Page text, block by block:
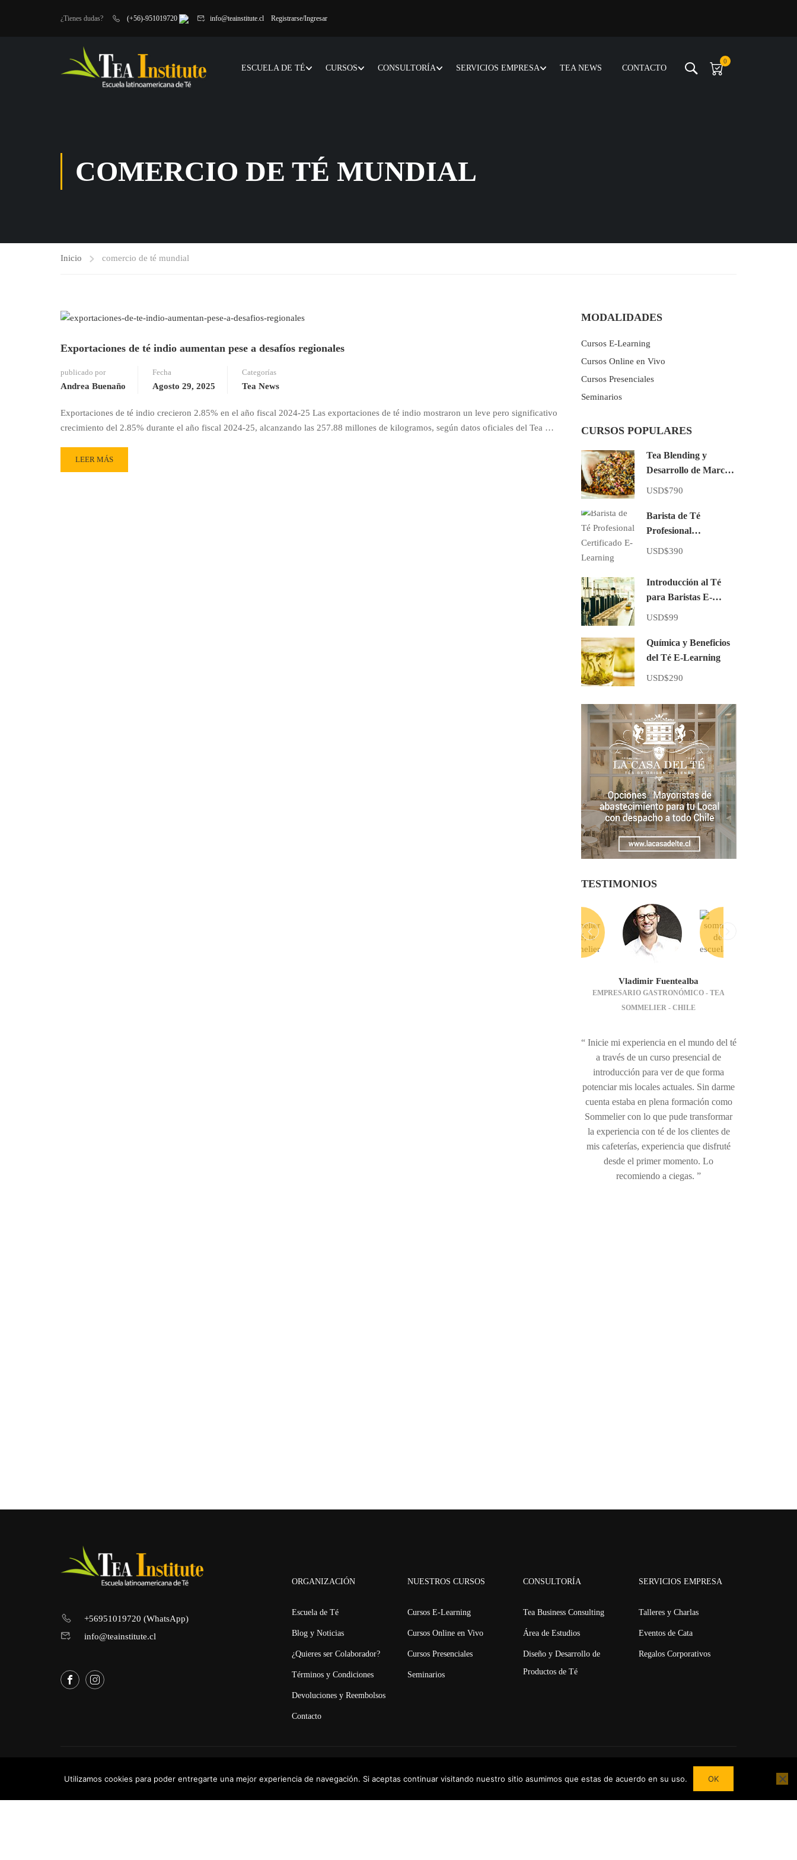
¿Tienes dudas? (+56)-951019720 info@teainstitute.cl Registrarse/Ingresar
ESCUELA DE TÉ CURSOS CONSULTORÍA SERVICIOS EMPRESA TEA NEWS CONTACTO
0
COMERCIO DE TÉ MUNDIAL
Inicio comercio de té mundial
Exportaciones de té indio aumentan pese a desafíos regionales
publicado por
Andrea Buenaño
Fecha
Agosto 29, 2025
Categorías
Tea News
Exportaciones de té indio crecieron 2.85% en el año fiscal 2024-25 Las exportaciones de té indio mostraron un leve pero significativo
crecimiento del 2.85% durante el año fiscal 2024-25, alcanzando las 257.88 millones de kilogramos, según datos oficiales del Tea …
READ
MORE
LEER MÁS
MODALIDADES
Cursos E-Learning
Cursos Online en Vivo
Cursos Presenciales
Seminarios
CURSOS POPULARES
Tea Blending y
Desarrollo de Marcas
de Té E-Learning
USD$790
Barista de Té
Profesional
Certificado E-
USD$390
Introducción al Té
para Baristas E-
learning
USD$99
Química y Beneficios
del Té E-Learning
USD$290
TESTIMONIOS
Vladimir Fuentealba
EMPRESARIO GASTRONÓMICO - TEA
SOMMELIER - CHILE
“ Inicie mi experiencia en el mundo del té
a través de un curso presencial de
introducción para ver de que forma
potenciar mis locales actuales. Sin darme
cuenta estaba en plena formación como
Sommelier con lo que pude transformar
la experiencia con té de los clientes de
mis cafeterías, experiencia que disfruté
desde el primer momento. Lo
recomiendo a ciegas. ”
+56951019720 (WhatsApp)
info@teainstitute.cl
ORGANIZACIÓN
Escuela de Té
Blog y Noticias
¿Quieres ser Colaborador?
Términos y Condiciones
Devoluciones y Reembolsos
Contacto
NUESTROS CURSOS
Cursos E-Learning
Cursos Online en Vivo
Cursos Presenciales
Seminarios
CONSULTORÍA
Tea Business Consulting
Área de Estudios
Diseño y Desarrollo de
Productos de Té
SERVICIOS EMPRESA
Talleres y Charlas
Eventos de Cata
Regalos Corporativos
Trasforma tu pasión por el té en contenidos y cursos. Conviértete en referente del mundo del Té en tu País y en el extranjero junto a nuestro
Utilizamos cookies para poder entregarte una mejor experiencia de navegación. Si aceptas continuar visitando nuestro sitio asumimos que estas de acuerdo en su uso. OK